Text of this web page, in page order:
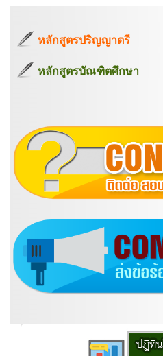
หลักสูตรปริญญาตรี
หลักสูตรบัณฑิตศึกษา